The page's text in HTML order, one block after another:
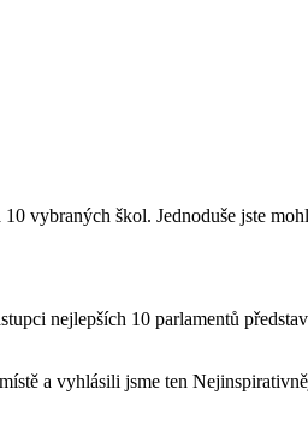
vybraných škol. Jednoduše jste
nejlepších 10 parlamentů
a vyhlásili jsme ten